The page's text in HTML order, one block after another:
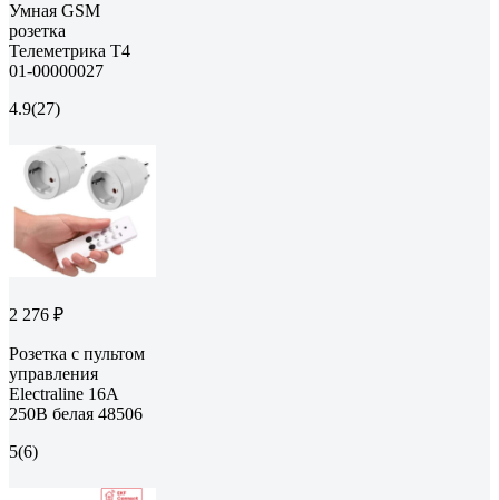
Умная GSM
розетка
Телеметрика Т4
01-00000027
4.9(27)
2 276 ₽
Розетка с пультом
управления
Electraline 16А
250В белая 48506
5(6)